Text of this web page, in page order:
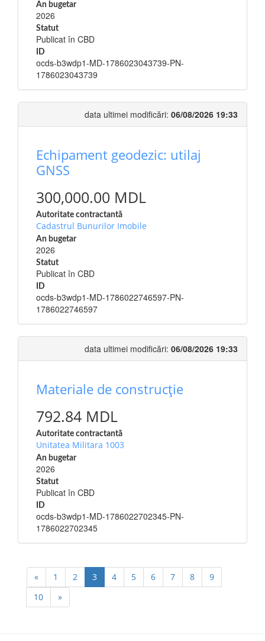
An bugetar
2026
Statut
Publicat în CBD
ID
ocds-b3wdp1-MD-1786023043739-PN-
1786023043739
data ultimei modificări: 06/08/2026 19:33
Echipament geodezic: utilaj
GNSS
300,000.00 MDL
Autoritate contractantă
Cadastrul Bunurilor Imobile
An bugetar
2026
Statut
Publicat în CBD
ID
ocds-b3wdp1-MD-1786022746597-PN-
1786022746597
data ultimei modificări: 06/08/2026 19:33
Materiale de construcție
792.84 MDL
Autoritate contractantă
Unitatea Militara 1003
An bugetar
2026
Statut
Publicat în CBD
ID
ocds-b3wdp1-MD-1786022702345-PN-
1786022702345
« 1 2 3 4 5 6 7 8
9
10
»